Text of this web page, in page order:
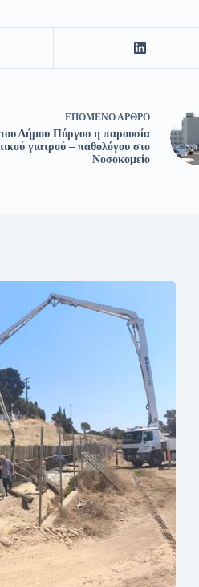
ΕΠΌΜΕΝΟΆΡΘΡΟ
Δήμου Πύργου η παρουσία
γιατρού – παθολόγου στο
Νοσοκομείο